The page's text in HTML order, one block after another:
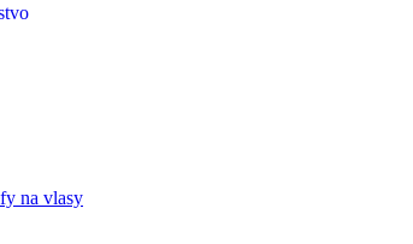
na vlasy